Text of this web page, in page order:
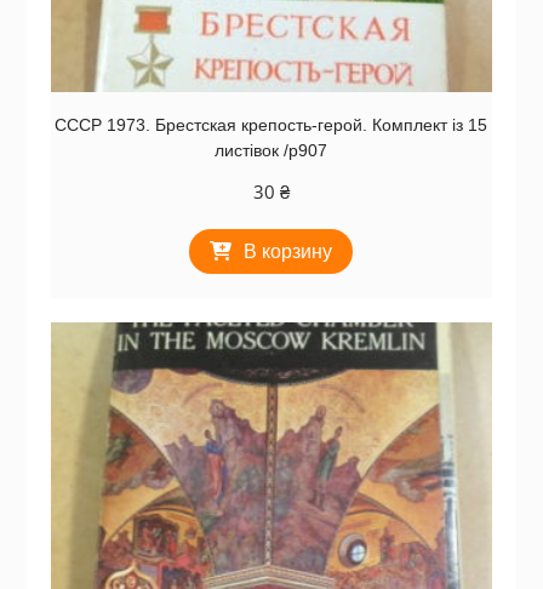
СССР 1973. Брестская крепость-герой. Комплект із 15
листівок /р907
30 ₴
В корзину